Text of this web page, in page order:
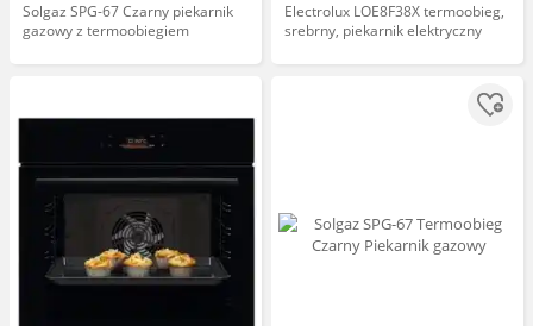
Solgaz SPG-67 Czarny piekarnik
gazowy z termoobiegiem
Electrolux LOE8F38X termoobieg,
srebrny, piekarnik elektryczny